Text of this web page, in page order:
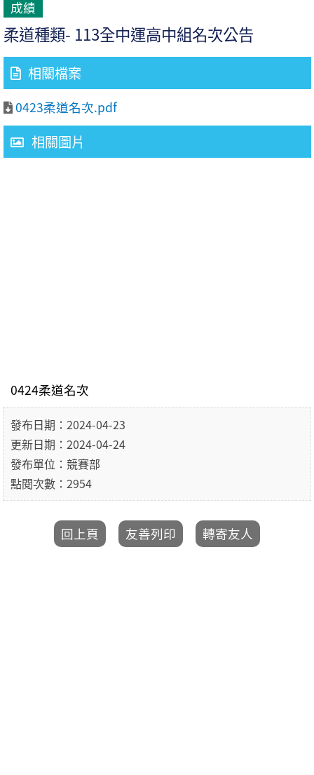
成績
柔道種類- 113全中運高中組名次公告
相關檔案
0423柔道名次.pdf
相關圖片
0424柔道名次
發布日期：2024-04-23
更新日期：2024-04-24
發布單位：競賽部
點閱次數：2954